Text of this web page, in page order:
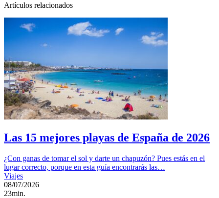
Artículos relacionados
Las 15 mejores playas de España de 2026
¿Con ganas de tomar el sol y darte un chapuzón? Pues estás en el
lugar correcto, porque en esta guía encontrarás las…
Viajes
08/07/2026
23min.